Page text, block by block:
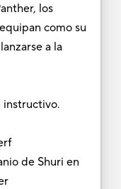
los
como su
a la
instructivo.
de Shuri en